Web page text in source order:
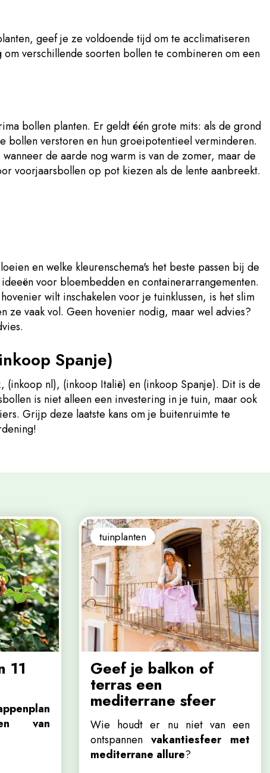
geef je ze voldoende tijd om te acclimatiseren
verschillende soorten bollen te combineren om een
bollen planten. Er geldt één grote mits: als de grond
bollen verstoren en hun groeipotentieel verminderen.
de aarde nog warm is van de zomer, maar de
voorjaarsbollen op pot kiezen als de lente aanbreekt.
en welke kleurenschema's het beste passen bij de
voor bloembedden en containerarrangementen.
wilt inschakelen voor je tuinklussen, is het slim
ze vaak vol. Geen hovenier nodig, maar wel advies?
Spanje)
nl), (inkoop Italië) en (inkoop Spanje). Dit is de
is niet alleen een investering in je tuin, maar ook
Grijp deze laatste kans om je buitenruimte te
11
van
Geef je balkon of
terras een
mediterrane sfeer
tuinplanten
Wie houdt er nu niet van een
ontspannen vakantiesfeer met
mediterrane allure?